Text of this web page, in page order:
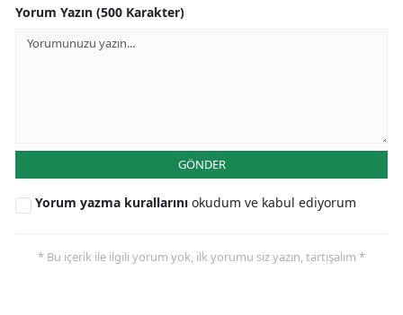
Şırnak
Yorum Yazın (500 Karakter)
GÖNDER
Yorum yazma kurallarını okudum ve kabul ediyorum
* Bu içerik ile ilgili yorum yok, ilk yorumu siz yazın, tartışalım *